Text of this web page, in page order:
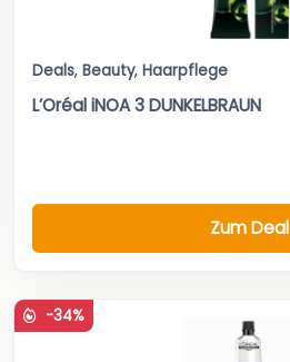
Deals, Beauty, Haarpflege
L’Oréal iNOA 3 DUNKELBRAUN
Zum Deal
-34%